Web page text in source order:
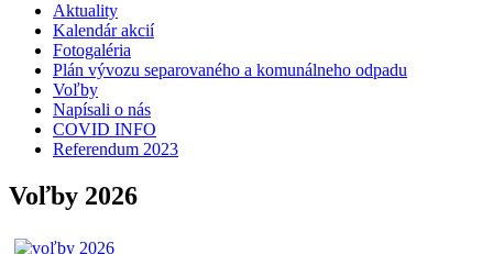
Aktuality
Kalendár akcií
Fotogaléria
Plán vývozu separovaného a komunálneho odpadu
Voľby
Napísali o nás
COVID INFO
Referendum 2023
Voľby 2026